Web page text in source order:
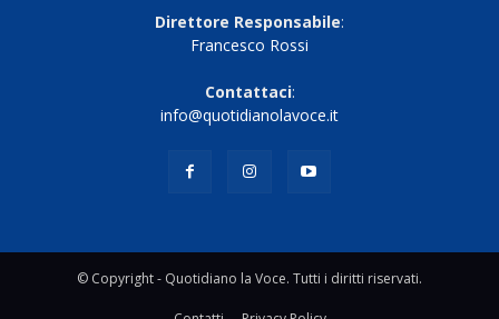
Direttore Responsabile:
Francesco Rossi
Contattaci:
info@quotidianolavoce.it
© Copyright - Quotidiano la Voce. Tutti i diritti riservati.